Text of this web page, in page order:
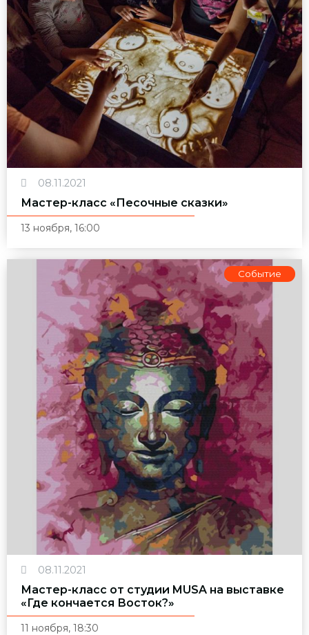
08.11.2021
Мастер-класс «Песочные сказки»
13 ноября, 16:00
Событие
08.11.2021
Мастер-класс от студии MUSA на выставке
«Где кончается Восток?»
11 ноября, 18:30